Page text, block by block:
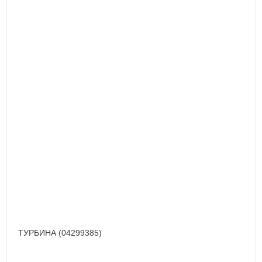
ТУРБИНА (04299385)